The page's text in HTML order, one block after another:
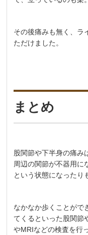
その後痛みも無く、ラ
ただけました。
まとめ
股関節や下半身の痛み
周辺の関節が不器用に
という状態になったり
なかなか歩くことがで
てくるといった股関節
やMRIなどの検査を行